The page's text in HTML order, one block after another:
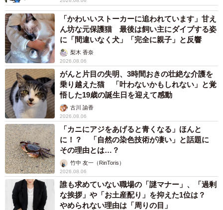
「かわいいストーカーに追われています」甘え
ん坊な元保護猫 最後は飼い主にダイブする姿
に「間違いなく犬」「完全に親子」と反響
梨木 香奈
2026.08.06
がんと片目の失明、3時間おきの壮絶な介護を
乗り越えた猫 「叶わないかもしれない」と覚
悟した19歳の誕生日を迎えて感動
古川 諭香
2026.08.06
「カニにアジをあげると青くなる」ほんと
に！？ 「自然の染色技術が凄い」と話題に
その理由とは…？
竹中 友一（RinToris）
2026.08.06
誰も求めていない職場の「謎マナー」、「過剰
な挨拶」や「お土産配り」を抑えた1位は？
やめられない理由は「周りの目」